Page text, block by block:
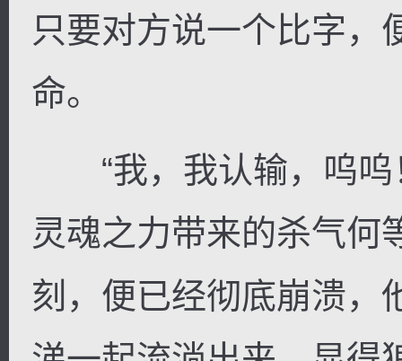
只要对方说一个比字，
命。
“我，我认输，呜呜
灵魂之力带来的杀气何
刻，便已经彻底崩溃，